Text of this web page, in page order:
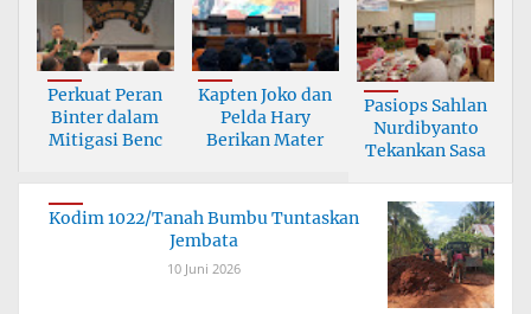
Perkuat Peran
Binter dalam
Mitigasi Benc
Kapten Joko dan
Pelda Hary
Berikan Mater
Pasiops Sahlan
Nurdibyanto
Tekankan Sasa
Kodim 1022/Tanah Bumbu Tuntaskan
Jembata
10 Juni 2026